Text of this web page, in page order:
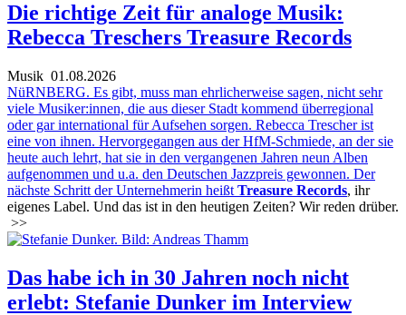
Die richtige Zeit für analoge Musik:
Rebecca Treschers Treasure Records
Musik 01.08.2026
NüRNBERG. Es gibt, muss man ehrlicherweise sagen, nicht sehr
viele Musiker:innen, die aus dieser Stadt kommend überregional
oder gar international für Aufsehen sorgen. Rebecca Trescher ist
eine von ihnen. Hervorgegangen aus der HfM-Schmiede, an der sie
heute auch lehrt, hat sie in den vergangenen Jahren neun Alben
aufgenommen und u.a. den Deutschen Jazzpreis gewonnen. Der
nächste Schritt der Unternehmerin heißt Treasure Records, ihr
eigenes Label. Und das ist in den heutigen Zeiten? Wir reden drüber.
>>
Das habe ich in 30 Jahren noch nicht
erlebt: Stefanie Dunker im Interview